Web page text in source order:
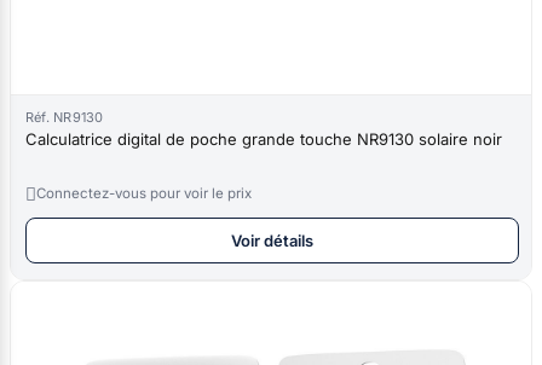
Réf. NR9130
Calculatrice digital de poche grande touche NR9130 solaire noir
Connectez-vous pour voir le prix
Voir détails